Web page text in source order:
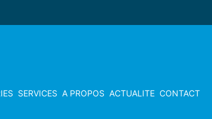
SERVICES A PROPOS ACTUALITE CONTACT